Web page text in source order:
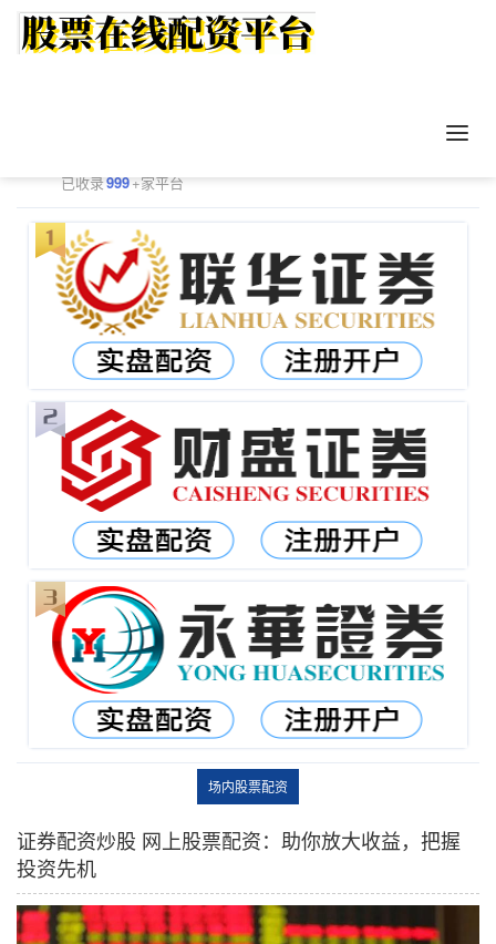
已收录999+家平台
场内股票配资
证券配资炒股 网上股票配资：助你放大收益，把握
投资先机